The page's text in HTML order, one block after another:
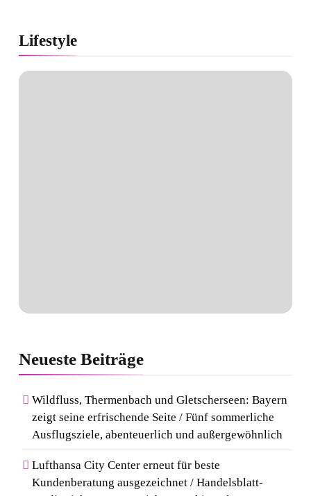
Lifestyle
Neueste Beiträge
Wildfluss, Thermenbach und Gletscherseen: Bayern
zeigt seine erfrischende Seite / Fünf sommerliche
Ausflugsziele, abenteuerlich und außergewöhnlich
Lufthansa City Center erneut für beste
Kundenberatung ausgezeichnet / Handelsblatt-